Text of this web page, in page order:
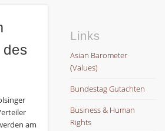
am
Links
Asian Barometer
(Values)
Bundestag Gutachten
Business & Human
Rights